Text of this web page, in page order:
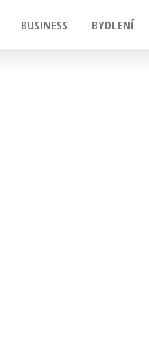
BUSINESS BYDLENÍ